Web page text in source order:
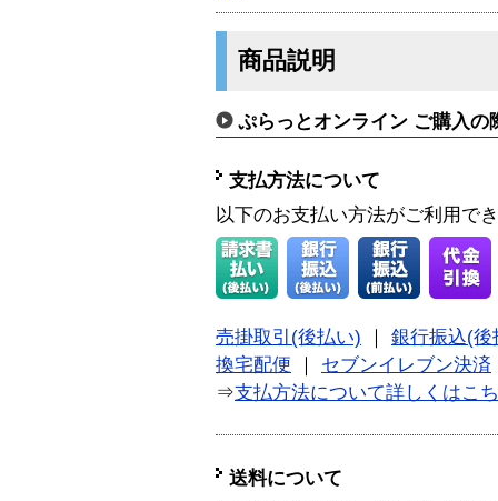
商品説明
ぷらっとオンライン ご購入の
支払方法について
以下のお支払い方法がご利用で
売掛取引(後払い)
銀行振込(後
換宅配便
セブンイレブン決済
⇒支払方法について詳しくはこ
送料について